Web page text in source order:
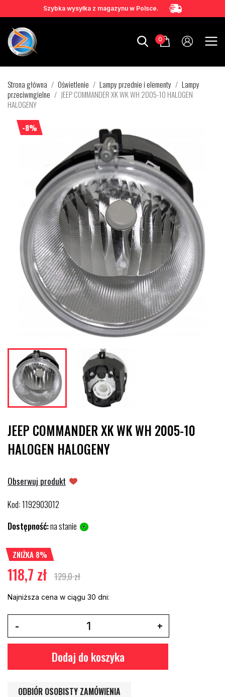
Szybka wysyłka z magazynu w Polsce.
0
Strona główna Oświetlenie Lampy przednie i elementy
Lampy
przeciwmgielne
JEEP COMMANDER XK WK WH 2005-10 HALOGEN
HALOGENY
-8%
JEEP COMMANDER XK WK WH 2005-10
HALOGEN HALOGENY
Obserwuj produkt
Kod:1192903012
Dostępność:na stanie
ZNIŻKA 8%
118,7 zł 129,0 zł
Najniższa cena w ciągu 30 dni:
Dodaj do koszyka
ODBIÓR OSOBISTY ZAMÓWIENIA